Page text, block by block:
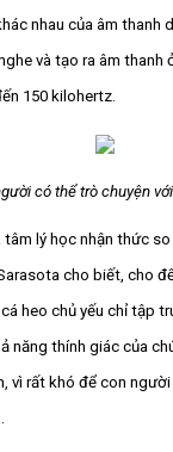
nhau của âm thanh
và tạo ra âm thanh
150 kilohertz.
có thể trò chuyện
tâm lý học nhận thức
cho biết, cho
heo chủ yếu chỉ tập
năng thính giác của
vì rất khó để con